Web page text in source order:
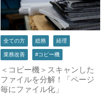
全ての方 総務 経理
業務改善 #コピー機
＜コピー機＞スキャンした
ファイルを分解！「ページ
毎にファイル化」